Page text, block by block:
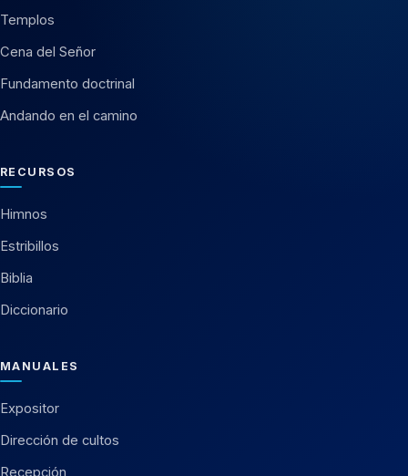
Templos
Cena del Señor
Fundamento doctrinal
Andando en el camino
RECURSOS
Himnos
Estribillos
Biblia
Diccionario
MANUALES
Expositor
Dirección de cultos
Recepción